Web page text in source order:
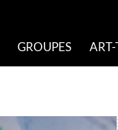
GROUPES